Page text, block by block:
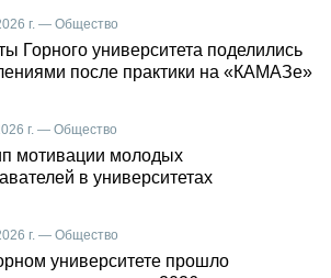
г. — Общество
Горного университета поделились
после практики на «КАМАЗе»
г. — Общество
мотивации молодых
в университетах
г. — Общество
университете прошло